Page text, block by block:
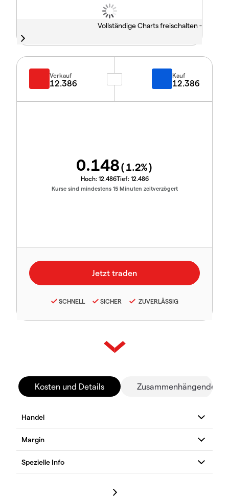
Vollständige Charts freischalten -
Verkauf
12.386
Kauf
12.386
0.148(1.2%)
Hoch: 12.486Tief: 12.486
Kurse sind mindestens 15 Minuten zeitverzögert
SCHNELL SICHER ZUVERLÄSSIG
Kosten und Details Zusammenhängende